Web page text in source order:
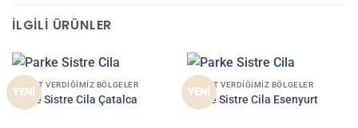
İLGILI ÜRÜNLER
YENİ
HIZMET VERDIĞIMIZ BÖLGELER
Parke Sistre Cila Çatalca
YENİ
HIZMET VERDIĞIMIZ BÖLGELER
Parke Sistre Cila Esenyurt